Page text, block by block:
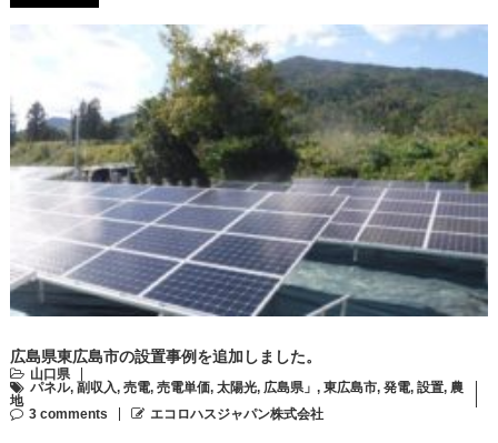
広島県東広島市の設置事例を追加しました。
山口県
パネル, 副収入, 売電, 売電単価, 太陽光, 広島県」 , 東広島市, 発電, 設置, 農
地
3 comments
エコロハスジャパン株式会社